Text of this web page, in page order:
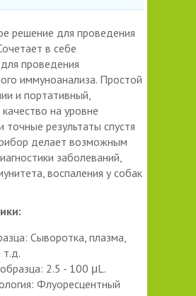
решение для проведения
в себе
проведения
иммуноанализа. Простой
и портативный,
на уровне
точные результаты спустя
делает возможным
заболеваний,
воспаления у собак
Сыворотка, плазма,
т.д.
2.5 - 100 μL.
Флуоресцентный